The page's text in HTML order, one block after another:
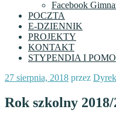
Facebook
POCZTA
E-DZIENNIK
PROJEKTY
KONTAKT
STYPENDIA I
Opublikowane
27 sierpnia, 2018 przez
Rok szkolny 2018/